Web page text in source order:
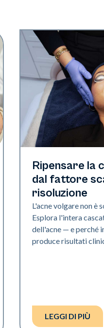
Salute della pelle
Ripensare la
dal fattore
risoluzione
L'acne volgare non è
Esplora l'intera
dell'acne — e perché
produce risultati
LEGGI DI PIÙ